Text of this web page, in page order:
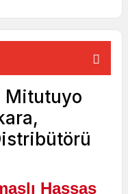
Hassas